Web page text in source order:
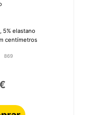
5% elastano
centímetros
869